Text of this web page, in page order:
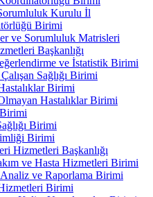
Kurulu İl
Birimi
ve Sorumluluk Matrisleri
Başkanlığı
ve İstatistik Birimi
Sağlığı Birimi
Birimi
Hastalıklar Birimi
Birimi
Birimi
Hizmetleri Başkanlığı
ve Hasta Hizmetleri Birimi
ve Raporlama Birimi
Birimi